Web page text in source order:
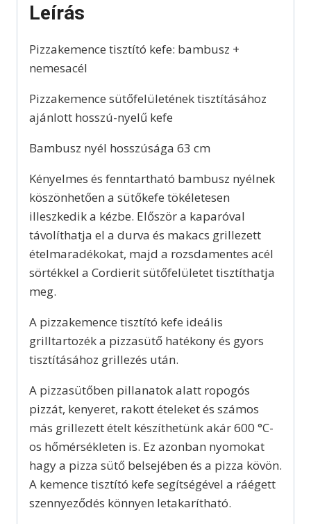
Leírás
Pizzakemence tisztító kefe: bambusz +
nemesacél
Pizzakemence sütőfelületének tisztításához
ajánlott hosszú-nyelű kefe
Bambusz nyél hosszúsága 63 cm
Kényelmes és fenntartható bambusz nyélnek
köszönhetően a sütőkefe tökéletesen
illeszkedik a kézbe. Először a kaparóval
távolíthatja el a durva és makacs grillezett
ételmaradékokat, majd a rozsdamentes acél
sörtékkel a Cordierit sütőfelületet tisztíthatja
meg.
A pizzakemence tisztító kefe ideális
grilltartozék a pizzasütő hatékony és gyors
tisztításához grillezés után.
A pizzasütőben pillanatok alatt ropogós
pizzát, kenyeret, rakott ételeket és számos
más grillezett ételt készíthetünk akár 600 °C-
os hőmérsékleten is. Ez azonban nyomokat
hagy a pizza sütő belsejében és a pizza kövön.
A kemence tisztító kefe segítségével a ráégett
szennyeződés könnyen letakarítható.